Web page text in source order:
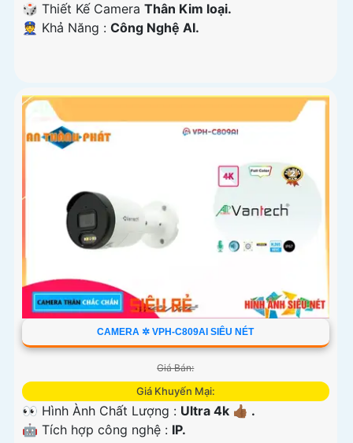
🎲 Thiết Kế Camera Thân Kim loại.
️👮 Khả Năng : Công Nghệ AI.
CAMERA ✲ VPH-C809AI SIÊU NÉT
Giá Bán:
Giá Khuyến Mại:
👀 Hình Ành Chất Lượng : Ultra 4k 👍🏾 .
🤖️ Tích hợp công nghệ : IP.